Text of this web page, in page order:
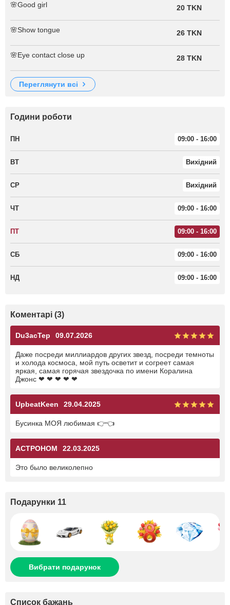
🌸Good girl 20 TKN
🌸Show tongue 26 TKN
🌸Eye contact close up 28 TKN
переглянути всі
Години роботи
ПН 09:00 - 16:00
ВТ Вихідний
СР Вихідний
ЧТ 09:00 - 16:00
ПТ 09:00 - 16:00
СБ 09:00 - 16:00
НД 09:00 - 16:00
Коментарі (3)
Du3acTep 09.07.2026
Даже посреди миллиардов других звезд, посреди темноты
и холода космоса, мой путь осветит и согреет самая
яркая, самая горячая звездочка по имени Коралина
Джонс ❤ ❤ ❤ ❤ ❤
UpbeatKeen 29.04.2025
Бусинка МОЯ любимая 👉👈
ACTPOHOM 22.03.2025
Это было великолепно
Подарунки 11
Вибрати подарунок
Список бажань